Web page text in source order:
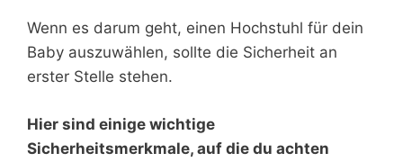
Wenn es darum geht, einen Hochstuhl für dein
Baby auszuwählen, sollte die Sicherheit an
erster Stelle stehen.
Hier sind einige wichtige
Sicherheitsmerkmale, auf die du achten